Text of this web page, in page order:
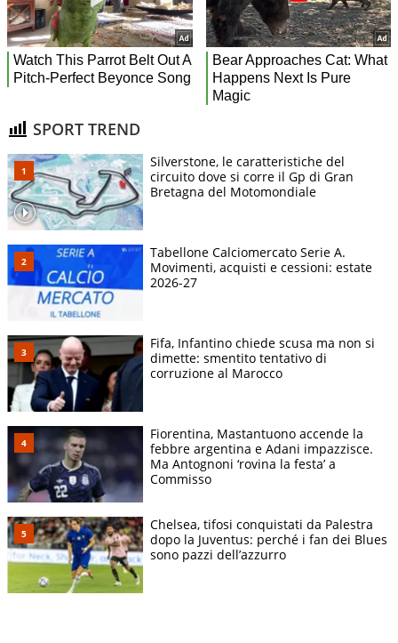
SPORT TREND
Silverstone, le caratteristiche del
circuito dove si corre il Gp di Gran
Bretagna del Motomondiale
Tabellone Calciomercato Serie A.
Movimenti, acquisti e cessioni: estate
2026-27
Fifa, Infantino chiede scusa ma non si
dimette: smentito tentativo di
corruzione al Marocco
Fiorentina, Mastantuono accende la
febbre argentina e Adani impazzisce.
Ma Antognoni ‘rovina la festa’ a
Commisso
Chelsea, tifosi conquistati da Palestra
dopo la Juventus: perché i fan dei Blues
sono pazzi dell’azzurro